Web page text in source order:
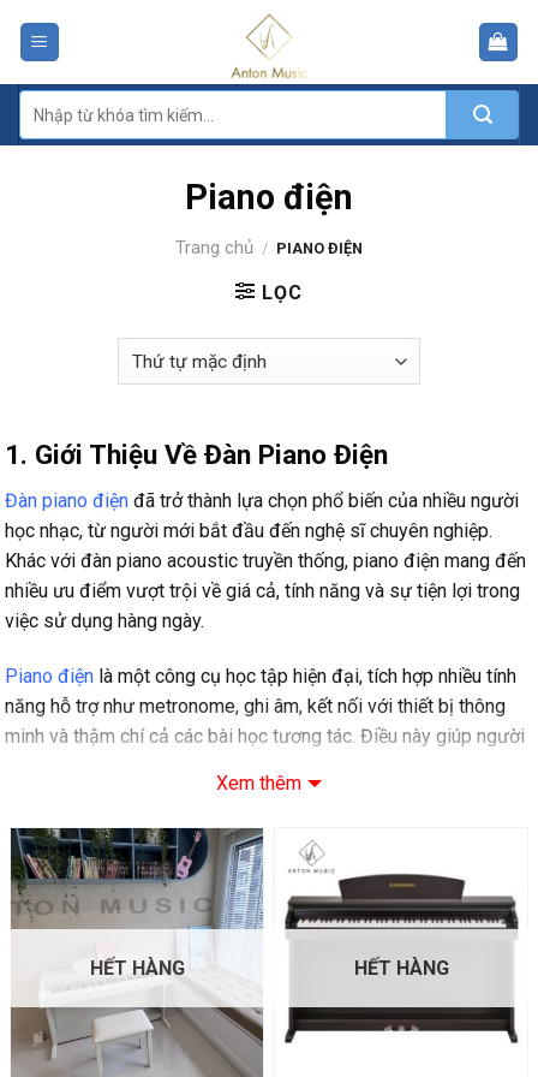
kiếm:
Piano điện
Trang chủ / PIANO ĐIỆN
LỌC
1. Giới Thiệu Về Đàn Piano Điện
Đàn piano điện đã trở thành lựa chọn phổ biến của nhiều người
học nhạc, từ người mới bắt đầu đến nghệ sĩ chuyên nghiệp.
Khác với đàn piano acoustic truyền thống, piano điện mang đến
nhiều ưu điểm vượt trội về giá cả, tính năng và sự tiện lợi trong
việc sử dụng hàng ngày.
Piano điện là một công cụ học tập hiện đại, tích hợp nhiều tính
năng hỗ trợ như metronome, ghi âm, kết nối với thiết bị thông
minh và thậm chí cả các bài học tương tác. Điều này giúp người
kỹ năng chơi đàn một cách toàn diện.
1.1. Tại sao nên chọn piano điện?
○ Giá cả phải chăng
: So với piano acoustic có giá từ vài chục
triệu đến hàng trăm triệu đồng, piano điện có mức giá dễ tiếp
cận hơn nhiều, phù hợp với đa số người học.
○ Không cần bảo trì phức tạp : Piano điện không cần lên dây,
điều chỉnh âm sắc định kỳ như piano acoustic. Điều này giúp tiết
kiệm chi phí và thời gian bảo dưỡng đáng kể.
Xem thêm
HẾT HÀNG HẾT HÀNG